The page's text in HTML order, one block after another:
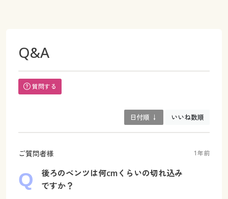
Q&A
質問する
日付順 ↓ いいね数順
ご質問者様 1年前
後ろのベンツは何cmくらいの切れ込み
ですか？